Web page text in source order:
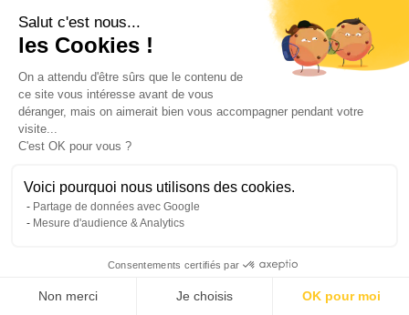
Linkedin recommande de remplacer la publicité générant le
moins d’engagement par une nouvelle création. En faisant
cela, vous améliorerez l’indice de pertinence de vos
Linkedin ads, tout en remportant davantage d’enchères.
Pensez à garder vos résultats obtenus pour les utiliser lors
ce, surtout si vous voulez cibler la même audience ou un
Salut c'est nous...
les Cookies !
On a attendu d'être sûrs que le contenu de
ce site vous intéresse avant de vous
déranger, mais on aimerait bien vous accompagner pendant votre
visite...
C'est OK pour vous ?
Voici pourquoi nous utilisons des cookies.
Partage de données avec Google
Mesure d'audience & Analytics
Consentements certifiés par
Non merci Je choisis OK pour moi